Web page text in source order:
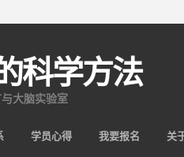
科学方法
大脑实验室
学员心得 我要报名 关